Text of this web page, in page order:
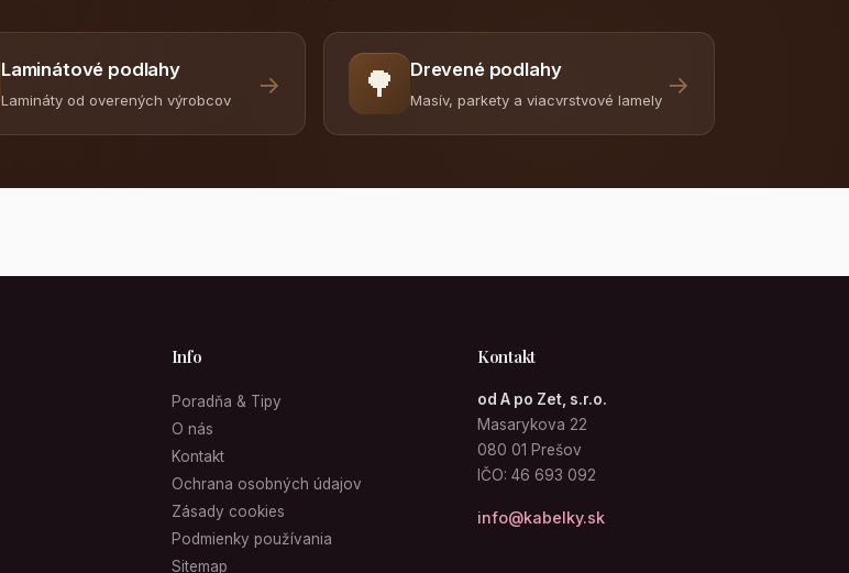
Laminátové podlahy
Lamináty od overených výrobcov
→ 🌳 Drevené podlahy
Masív, parkety a viacvrstvové lamely
→
Info
Poradňa & Tipy
O nás
Kontakt
Ochrana osobných údajov
Zásady cookies
Podmienky používania
Sitemap
Kontakt
od A po Zet, s.r.o.
Masarykova 22
080 01 Prešov
IČO: 46 693 092
info@kabelky.sk